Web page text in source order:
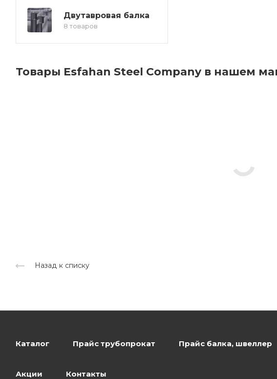
Двутавровая балка
8 товаров
Товары Esfahan Steel Company в нашем
Назад к списку
Каталог Прайс трубопрокат Прайс балка, швеллер
Акции Контакты